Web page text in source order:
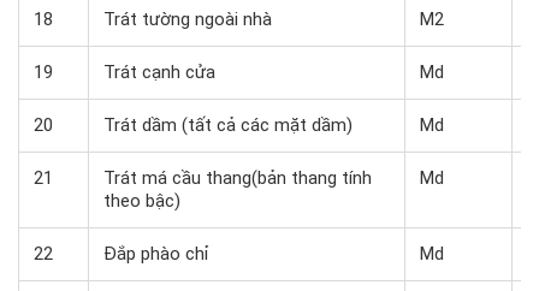
18 Trát tường ngoài nhà M2
19 Trát cạnh cửa Md
20 Trát dầm (tất cả các mặt dầm) Md
21
Trát má cầu thang(bản thang tính
theo bậc)
Md
22 Đắp phào chỉ Md